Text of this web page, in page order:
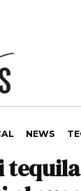
NEWS